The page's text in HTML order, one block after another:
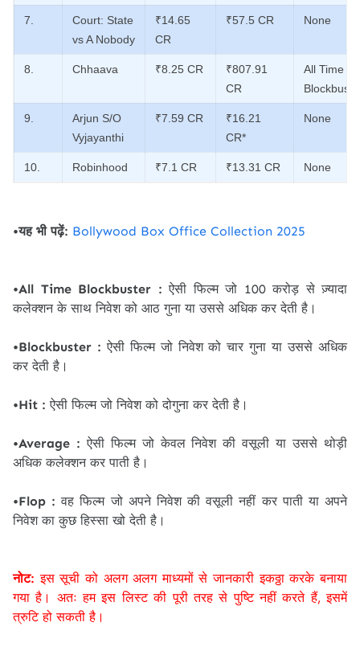
7.
Court: State
vs A Nobody
₹14.65
CR
₹57.5 CR None
8. Chhaava ₹8.25 CR
₹807.91
CR
All Time
9.
Arjun S/O
Vyjayanthi
₹7.59 CR
₹16.21
CR*
None
10. Robinhood ₹7.1 CR ₹13.31 CR None
•यह भी पढ़ें: Bollywood Box Office Collection 2025
•All Time Blockbuster : ऐसी फिल्म जो 100 करोड़ से ज़्यादा
कलेक्शन के साथ निवेश को आठ गुना या उससे अधिक कर देती है।
•Blockbuster : ऐसी फिल्म जो निवेश को चार गुना या उससे अधिक
कर देती है।
•Hit : ऐसी फिल्म जो निवेश को दोगुना कर देती है।
•Average : ऐसी फिल्म जो केवल निवेश की वसूली या उससे थोड़ी
अधिक कलेक्शन कर पाती है।
•Flop : वह फिल्म जो अपने निवेश की वसूली नहीं कर पाती या अपने
निवेश का कुछ हिस्सा खो देती है।
नोट: इस सूची को अलग अलग माध्यमों से जानकारी इकठ्ठा करके बनाया
गया है। अतः हम इस लिस्ट की पूरी तरह से पुष्टि नहीं करते हैं, इसमें
त्रुटि हो सकती है।